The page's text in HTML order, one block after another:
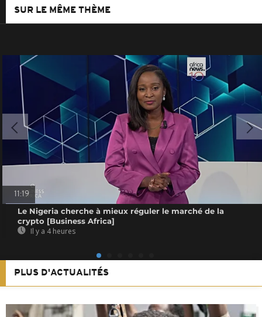
SUR LE MÊME THÈME
11:19
Le Nigeria cherche à mieux réguler le marché de la
crypto [Business Africa]
Il y a 4 heures
PLUS D'ACTUALITÉS